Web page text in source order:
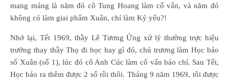
mang máng là năm đó cô Tung Hoang làm cố vấn, và năm đó
không có làm giai phẩm Xuân, chỉ làm Kỷ yếu?!
Nhớ lại, Tết 1969, thầy Lê Tương Ứng xử lý thường trực hiệu
trưởng thay thầy Thọ đi học hay gì đó, chủ trương làm Học báo
số Xuân (số 1), lúc đó cô Anh Cúc làm cố vấn báo chí. Sau Tết,
Học báo ra thêm được 2 số rồi thôi. Tháng 9 năm 1969, tôi được